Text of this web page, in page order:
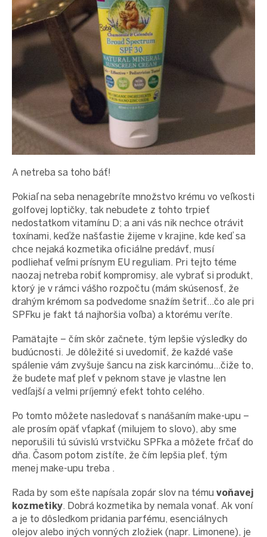
A netreba sa toho báť!
Pokiaľ na seba nenagebríte množstvo krému vo veľkosti
golfovej loptičky, tak nebudete z tohto trpieť
nedostatkom vitamínu D; a ani vás nik nechce otrávit
toxínami, keďže našťastie žijeme v krajine, kde keď sa
chce nejaká kozmetika oficiálne predávť, musí
podliehať veľmi prísnym EU reguliam. Pri tejto téme
naozaj netreba robiť kompromisy, ale vybrať si produkt,
ktorý je v rámci vášho rozpočtu (mám skúsenosť, že
drahým krémom sa podvedome snažím šetriť...čo ale pri
SPFku je fakt tá najhoršia voľba) a ktorému veríte.
Pamätajte – čím skôr začnete, tým lepšie výsledky do
budúcnosti. Je dôležité si uvedomiť, že každé vaše
spálenie vám zvyšuje šancu na zisk karcinómu...čiže to,
že budete mať pleť v peknom stave je vlastne len
vedľajší a velmi príjemný efekt tohto celého.
Po tomto môžete nasledovať s nanášaním make-upu –
ale prosím opäť vťapkať (milujem to slovo), aby sme
neporušili tú súvislú vrstvičku SPFka a môžete frčať do
dňa. Časom potom zistíte, že čím lepšia pleť, tým
menej make-upu treba .
Rada by som ešte napísala zopár slov na tému voňavej
kozmetiky. Dobrá kozmetika by nemala vonať. Ak voní
a je to dôsledkom pridania parfému, esenciálnych
olejov alebo iných vonných zložiek (napr. Limonene), je